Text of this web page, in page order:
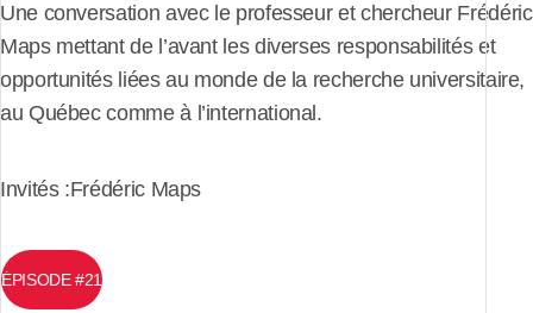
Une conversation avec le professeur et chercheur Frédéric
Maps mettant de l’avant les diverses responsabilités et
opportunités liées au monde de la recherche universitaire,
au Québec comme à l’international.
Invités :Frédéric Maps
ÉPISODE #21